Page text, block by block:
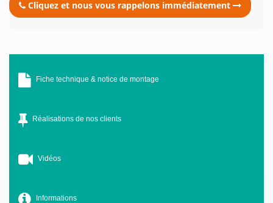
Cliquez et nous vous rappelons immédiatement
Fiche technique & notice de montage
Réalisations de nos clients
Vidéos
Informations